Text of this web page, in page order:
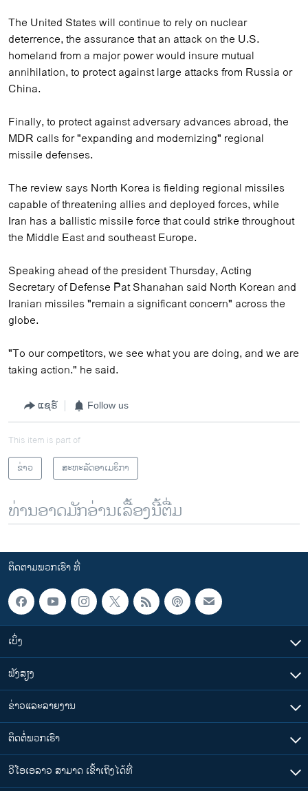
The United States will continue to rely on nuclear
deterrence, the assurance that an attack on the U.S.
homeland from a major power would insure mutual
annihilation, to protect against large attacks from Russia or
China.
Finally, to protect against adversary advances abroad, the
MDR calls for "expanding and modernizing" regional
missile defenses.
The review says North Korea is fielding regional missiles
capable of threatening allies and deployed forces, while
Iran has a ballistic missile force that could strike throughout
the Middle East and southeast Europe.
Speaking ahead of the president Thursday, Acting
Secretary of Defense Pat Shanahan said North Korean and
Iranian missiles "remain a significant concern" across the
globe.
"To our competitors, we see what you are doing, and we are
taking action." he said.
ແຊຣ໌ Follow us
This item is part of
ຂ່າວ
ສະຫະລັດອາເມຣິກາ
ທ່ານອາດມັກອ່ານເລື້ອງນີ້ຕື່ມ
ຕິດຕາມພວກເຮົາ ທີ່
ເບິ່ງ
ຟັງສຽງ
ຂ່າວແລະລາຍງານ
ຕິດຕໍ່ພວກເຮົາ
ວີໂອເອລາວ ສາມາດ ເຂົ້າເຖິງໄດ້ທີ່